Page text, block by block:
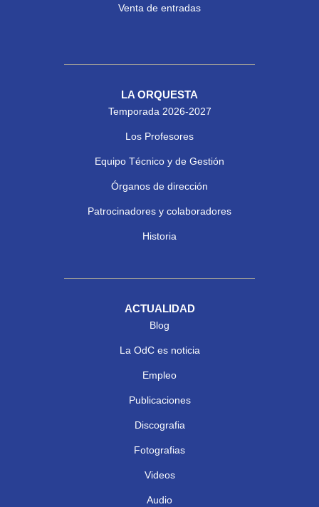
Venta de entradas
LA ORQUESTA
Temporada 2026-2027
Los Profesores
Equipo Técnico y de Gestión
Órganos de dirección
Patrocinadores y colaboradores
Historia
ACTUALIDAD
Blog
La OdC es noticia
Empleo
Publicaciones
Discografia
Fotografias
Videos
Audio